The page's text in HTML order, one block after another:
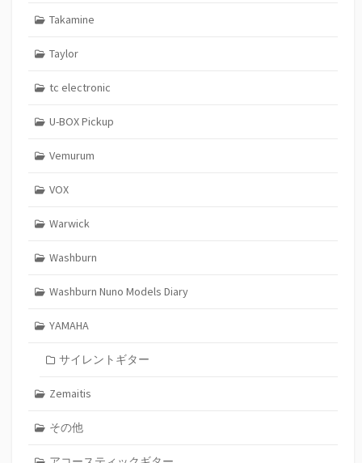
Takamine
Taylor
tc electronic
U-BOX Pickup
Vemurum
VOX
Warwick
Washburn
Washburn Nuno Models Diary
YAMAHA
サイレントギター
Zemaitis
その他